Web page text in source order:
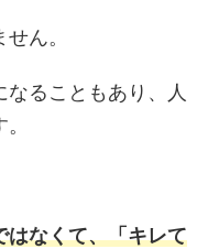
ん。
ることもあり、人
はなくて、「キレて